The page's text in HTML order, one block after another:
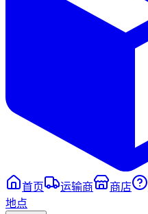
首页 运输商 商店
地点